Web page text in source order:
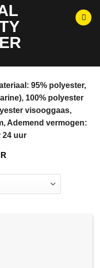
i.v.m.
95% polyester,
100% polyester
visooggaas,
Ademend vermogen:
24 uur